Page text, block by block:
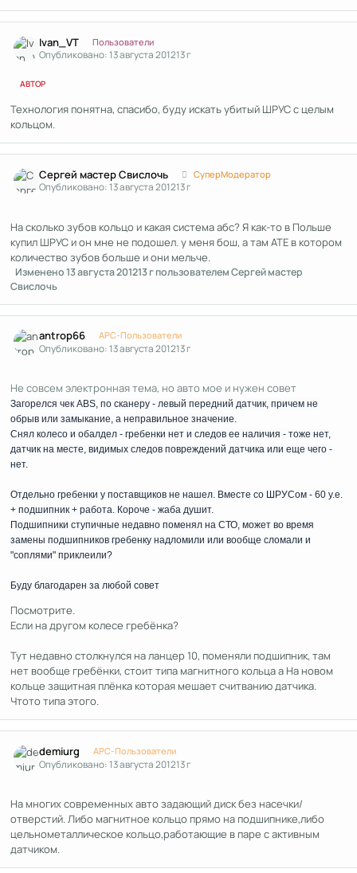
Ivan_VT Пользователи
Опубликовано:13 августа 201213 г
АВТОР
Технология понятна, спасибо, буду искать убитый ШРУС с целым
кольцом.
Сергей мастер Свислочь СуперМодератор
Опубликовано:13 августа 201213 г
На сколько зубов кольцо и какая система абс? Я как-то в Польше
купил ШРУС и он мне не подошел. у меня бош, а там АТЕ в котором
количество зубов больше и они мельче.
Изменено13 августа 201213 гпользователем Сергей мастер
Свислочь
antrop66 APC-Пользователи
Опубликовано:13 августа 201213 г
Не совсем электронная тема, но авто мое и нужен совет
Загорелся чек АBS, по сканеру - левый передний датчик, причем не
обрыв или замыкание, а неправильное значение.
Снял колесо и обалдел - гребенки нет и следов ее наличия - тоже нет,
датчик на месте, видимых следов повреждений датчика или еще чего -
нет.
Отдельно гребенки у поставщиков не нашел. Вместе со ШРУСом - 60 у.е.
+ подшипник + работа. Короче - жаба душит.
Подшипники ступичные недавно поменял на СТО, может во время
замены подшипников гребенку надломили или вообще сломали и
"соплями" приклеили?
Буду благодарен за любой совет
Посмотрите.
Если на другом колесе гребёнка?
Тут недавно столкнулся на ланцер 10, поменяли подшипник, там
нет вообще гребёнки, стоит типа магнитного кольца а На новом
кольце защитная плёнка которая мешает считванию датчика.
Чтото типа этого.
demiurg APC-Пользователи
Опубликовано:13 августа 201213 г
На многих современных авто задающий диск без насечки/
отверстий. Либо магнитное кольцо прямо на подшипнике,либо
цельнометаллическое кольцо,работающие в паре с активным
датчиком.